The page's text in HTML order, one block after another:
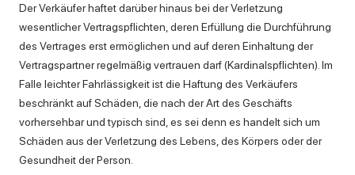
Der Verkäufer haftet darüber hinaus bei der Verletzung
wesentlicher Vertragspflichten, deren Erfüllung die Durchführung
des Vertrages erst ermöglichen und auf deren Einhaltung der
Vertragspartner regelmäßig vertrauen darf (Kardinalspflichten). Im
Falle leichter Fahrlässigkeit ist die Haftung des Verkäufers
beschränkt auf Schäden, die nach der Art des Geschäfts
vorhersehbar und typisch sind, es sei denn es handelt sich um
Schäden aus der Verletzung des Lebens, des Körpers oder der
Gesundheit der Person.